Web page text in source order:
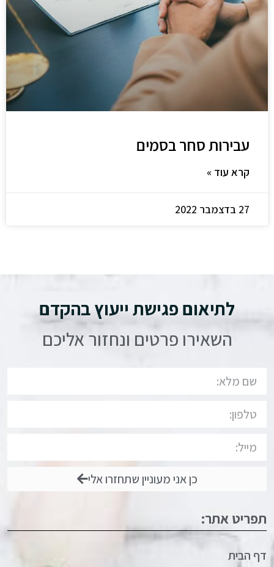
עבירות סחר בסמים
קרא עוד »
27 בדצמבר 2022
לתיאום פגישת ייעוץ בהקדם
השאירו פרטים ונחזור אליכם
כן אני מעוניין שתחזרו אלי
תפריט אתר:
דף הבית